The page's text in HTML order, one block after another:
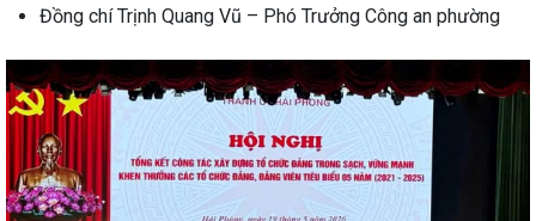
Đồng chí Trịnh Quang Vũ – Phó Trưởng Công an phường